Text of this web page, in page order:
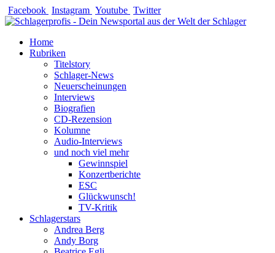
Zum
Inhalt
Facebook Instagram Youtube Twitter
Home
Rubriken
Titelstory
Schlager-News
Neuerscheinungen
Interviews
Biografien
CD-Rezension
Kolumne
Audio-Interviews
und noch viel mehr
Gewinnspiel
Konzertberichte
ESC
Glückwunsch!
TV-Kritik
Schlagerstars
Andrea Berg
Andy Borg